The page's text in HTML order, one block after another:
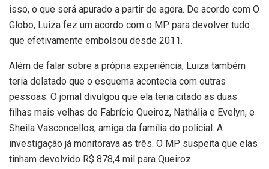
isso, o que será apurado a partir de agora. De acordo com O
Globo, Luiza fez um acordo com o MP para devolver tudo
que efetivamente embolsou desde 2011.
Além de falar sobre a própria experiência, Luiza também
teria delatado que o esquema acontecia com outras
pessoas. O jornal divulgou que ela teria citado as duas
filhas mais velhas de Fabrício Queiroz, Nathália e Evelyn, e
Sheila Vasconcellos, amiga da família do policial. A
investigação já monitorava as três. O MP suspeita que elas
tinham devolvido R$ 878,4 mil para Queiroz.